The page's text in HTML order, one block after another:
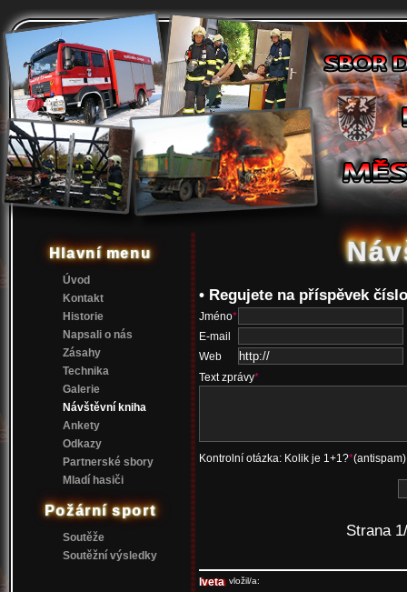
Hlavní menu
Úvod
Kontakt
Historie
Napsali o nás
Zásahy
Technika
Galerie
Návštěvní kniha
Ankety
Odkazy
Partnerské sbory
Mladí hasiči
Požární sport
Soutěže
Soutěžní výsledky
• Regujete na příspěvek
Jméno*
E-mail
Web
Text zprávy*
Kontrolní otázka: Kolik je 1+1?*(antispam)
Strana
Iveta vložil/a: